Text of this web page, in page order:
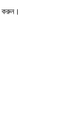
করুন।